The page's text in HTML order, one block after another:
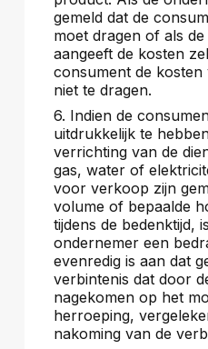
gemeld dat de
moet dragen of als
aangeeft de kosten
consument de
niet te dragen.
6. Indien de
uitdrukkelijk te
verrichting van de
gas, water of
voor verkoop zijn
volume of bepaalde
tijdens de bedenktijd,
ondernemer een
evenredig is aan dat
verbintenis dat door
nagekomen op het
herroeping,
nakoming van de